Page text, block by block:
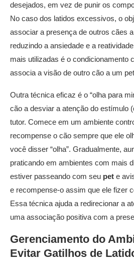
desejados, em vez de punir os
No caso dos latidos excessivos, o
associar a presença de outros cães
reduzindo a ansiedade e a
mais utilizadas é o condicionamento
associa a visão de outro cão a um
Outra técnica eficaz é o “olha para
cão a desviar a atenção do estímulo
tutor. Comece em um ambiente
recompense o cão sempre que ele
você disser “olha”. Gradualmente,
praticando em ambientes com mais
estiver passeando com seu pet e
e recompense-o assim que ele fizer
Essa técnica ajuda a redirecionar a
uma associação positiva com a
Gerenciamento do
Evitar Gatilhos de